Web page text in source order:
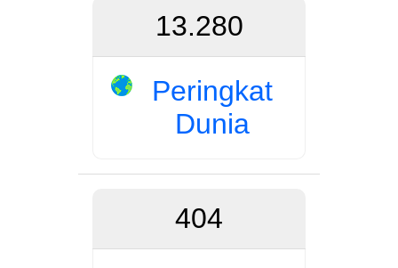
13.280
Peringkat
Dunia
404